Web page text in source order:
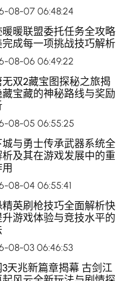
08-07 06:48:24
暖暖联盟委托任务全攻略
完成每一项挑战技巧解析
08-06 06:49:22
无双2藏宝图探秘之旅揭
藏宝藏的神秘路线与奖励
08-05 06:55:25
城与勇士传承武器系统全
析及其在游戏发展中的重
08-04 06:55:41
精英刷枪技巧全面解析快
升游戏体验与竞技水平的
08-03 06:46:53
天兆新篇章揭幕 古剑江